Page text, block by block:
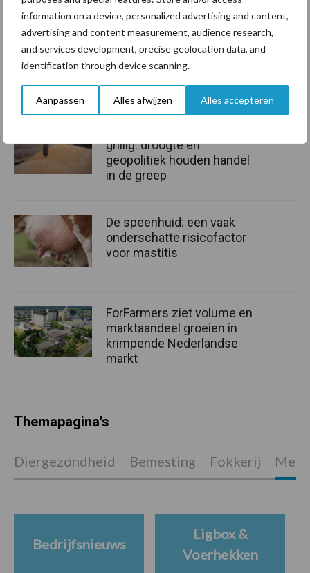
information on a device, personalized advertising and content,
advertising and content measurement, audience research,
and services development, precise geolocation data, and
identification through device scanning.
Aanpassen Alles afwijzen Alles accepteren
capaciteit dankzij de enorme wendbaarheid en de automatische
sideshift van de frontmaaier.
Aanbevolen voor jou!
grillig: droogte en
geopolitiek houden handel
in de greep
De speenhuid: een vaak
onderschatte risicofactor
voor mastitis
ForFarmers ziet volume en
marktaandeel groeien in
krimpende Nederlandse
markt
Themapagina's
Diergezondheid Bemesting Fokkerij
Bedrijfsnieuws
Ligbox &
Voerhekken